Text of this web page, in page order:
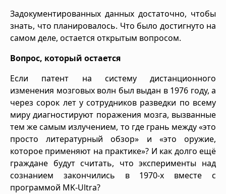
Задокументированных данных достаточно, чтобы
знать, что планировалось. Что было достигнуто на
самом деле, остается открытым вопросом.
Вопрос, который остается
Если патент на систему дистанционного
изменения мозговых волн был выдан в 1976 году, а
через сорок лет у сотрудников разведки по всему
миру диагностируют поражения мозга, вызванные
тем же самым излучением, то где грань между «это
просто литературный обзор» и «это оружие,
которое применяют на практике»? И как долго ещё
граждане будут считать, что эксперименты над
сознанием закончились в 1970-х вместе с
программой MK-Ultra?